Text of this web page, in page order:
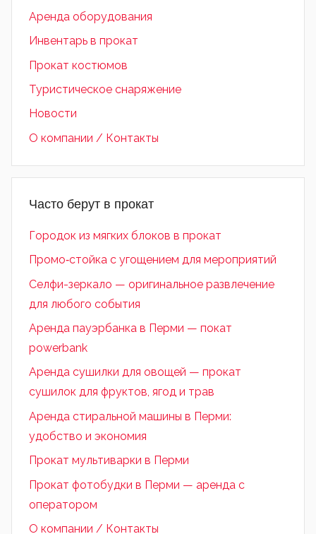
Аренда оборудования
Инвентарь в прокат
Прокат костюмов
Туристическое снаряжение
Новости
О компании / Контакты
Часто берут в прокат
Городок из мягких блоков в прокат
Промо‑стойка с угощением для мероприятий
Селфи-зеркало — оригинальное развлечение
для любого события
Аренда пауэрбанка в Перми — покат
powerbank
Аренда сушилки для овощей — прокат
сушилок для фруктов, ягод и трав
Аренда стиральной машины в Перми:
удобство и экономия
Прокат мультиварки в Перми
Прокат фотобудки в Перми — аренда с
оператором
О компании / Контакты